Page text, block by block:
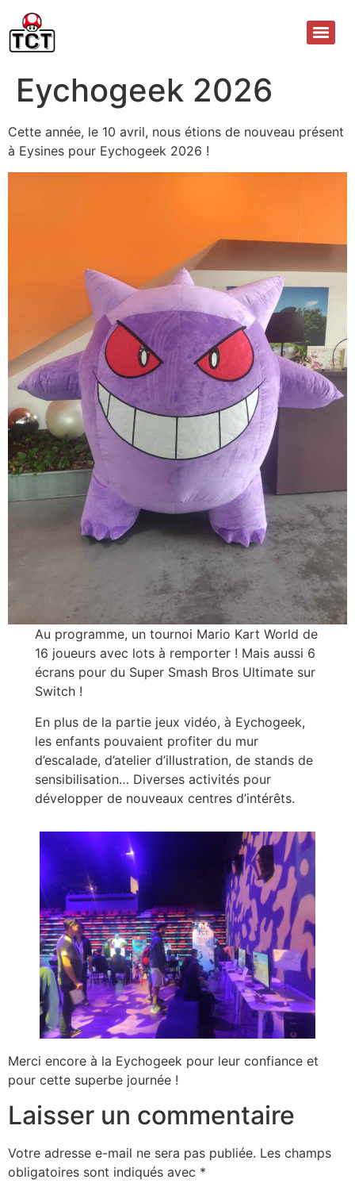
Eychogeek 2026
Cette année, le 10 avril, nous étions de nouveau présent
à Eysines pour Eychogeek 2026 !
Au programme, un tournoi Mario Kart World de
16 joueurs avec lots à remporter ! Mais aussi 6
écrans pour du Super Smash Bros Ultimate sur
Switch !
En plus de la partie jeux vidéo, à Eychogeek,
les enfants pouvaient profiter du mur
d’escalade, d’atelier d’illustration, de stands de
sensibilisation… Diverses activités pour
développer de nouveaux centres d’intérêts.
Merci encore à la Eychogeek pour leur confiance et
pour cette superbe journée !
Laisser un commentaire
Votre adresse e-mail ne sera pas publiée. Les champs
obligatoires sont indiqués avec *